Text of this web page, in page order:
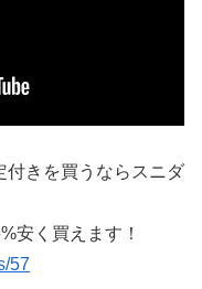
付きを買うならスニダ
安く買えます！
57